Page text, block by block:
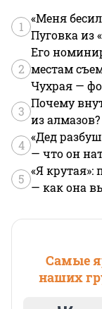
1
«Меня
Пуговка из
2
Его
местам
Чухрая —
3
Почему
из
4
«Дед
— что он
5
«Я
— как она
Самые
наших